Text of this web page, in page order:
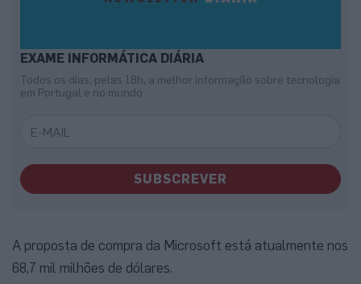
EXAME INFORMÁTICA DIÁRIA
Todos os dias, pelas 18h, a melhor informação sobre tecnologia
em Portugal e no mundo
SUBSCREVER
A proposta de compra da Microsoft está atualmente nos
68,7 mil milhões de dólares.